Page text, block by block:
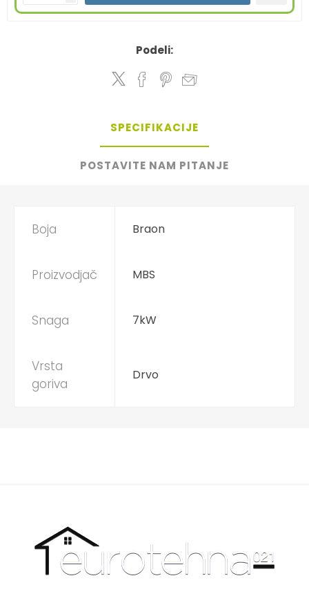
Podeli:
SPECIFIKACIJE
POSTAVITE NAM PITANJE
Boja Braon
Proizvodjač MBS
Snaga 7kW
Vrsta
goriva
Drvo